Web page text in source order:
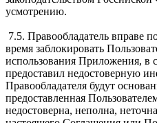
усмотрению.
7.5. Правообладатель вправе
время заблокировать
использования Приложения, в
предоставил недостоверную
Правообладателя будут
предоставленная
недостоверна, неполна,